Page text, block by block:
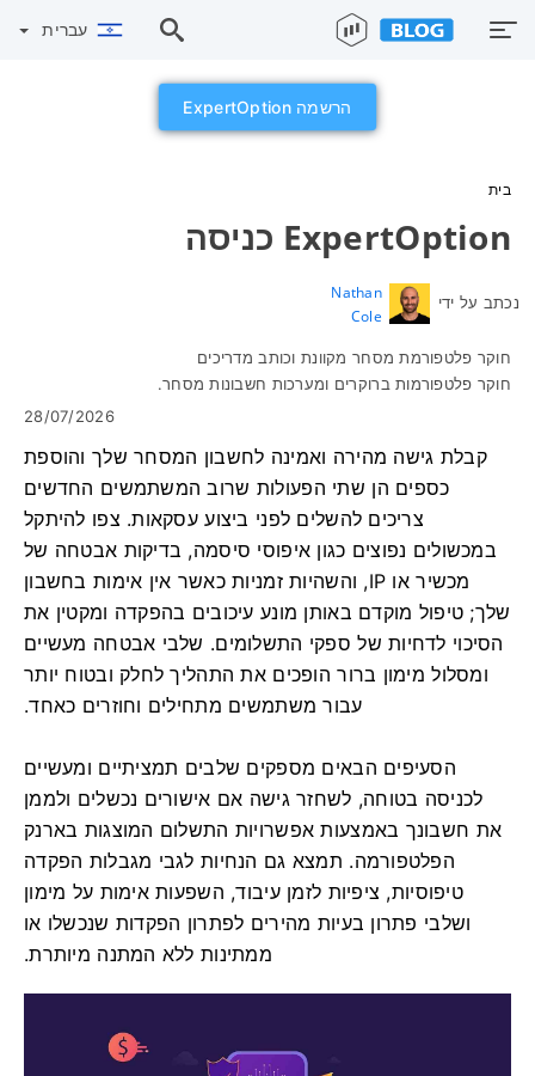
עברית
הרשמה ExpertOption
בית
ExpertOption כניסה
נכתב על ידי
Nathan
Cole
חוקר פלטפורמת מסחר מקוונת וכותב מדריכים
חוקר פלטפורמות ברוקרים ומערכות חשבונות מסחר.
28/07/2026
קבלת גישה מהירה ואמינה לחשבון המסחר שלך והוספת
כספים הן שתי הפעולות שרוב המשתמשים החדשים
צריכים להשלים לפני ביצוע עסקאות. צפו להיתקל
במכשולים נפוצים כגון איפוסי סיסמה, בדיקות אבטחה של
מכשיר או IP, והשהיות זמניות כאשר אין אימות בחשבון
שלך; טיפול מוקדם באותן מונע עיכובים בהפקדה ומקטין את
הסיכוי לדחיות של ספקי התשלומים. שלבי אבטחה מעשיים
ומסלול מימון ברור הופכים את התהליך לחלק ובטוח יותר
עבור משתמשים מתחילים וחוזרים כאחד.
הסעיפים הבאים מספקים שלבים תמציתיים ומעשיים
לכניסה בטוחה, לשחזר גישה אם אישורים נכשלים ולממן
את חשבונך באמצעות אפשרויות התשלום המוצגות בארנק
הפלטפורמה. תמצא גם הנחיות לגבי מגבלות הפקדה
טיפוסיות, ציפיות לזמן עיבוד, השפעות אימות על מימון
ושלבי פתרון בעיות מהירים לפתרון הפקדות שנכשלו או
ממתינות ללא המתנה מיותרת.